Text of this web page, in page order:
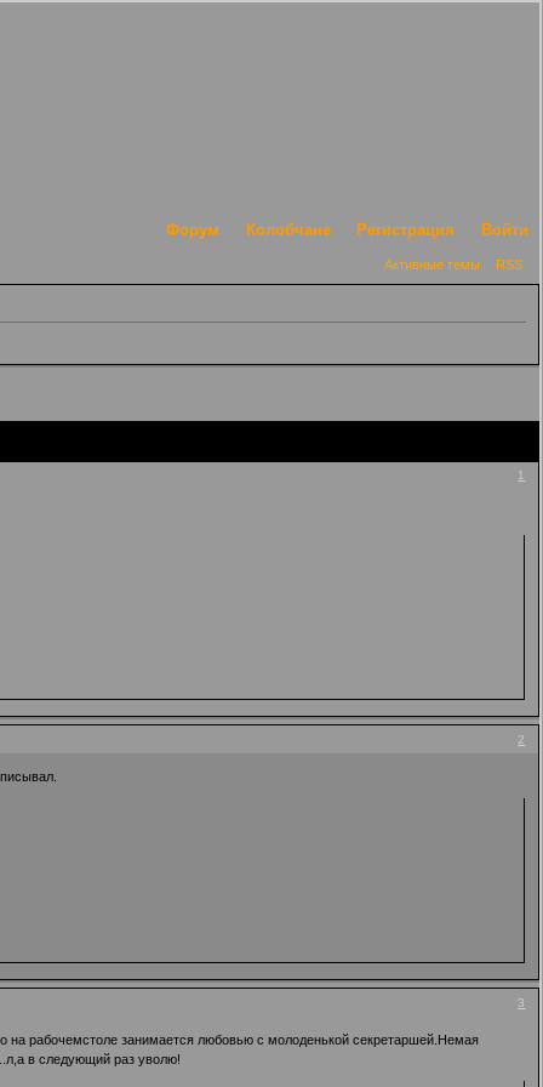
Форум Колобчане Регистрация Войти
Активные темы RSS
1
2
3
на рабочемстоле занимается любовью с молоденькой секретаршей.Немая
в следующий раз уволю!